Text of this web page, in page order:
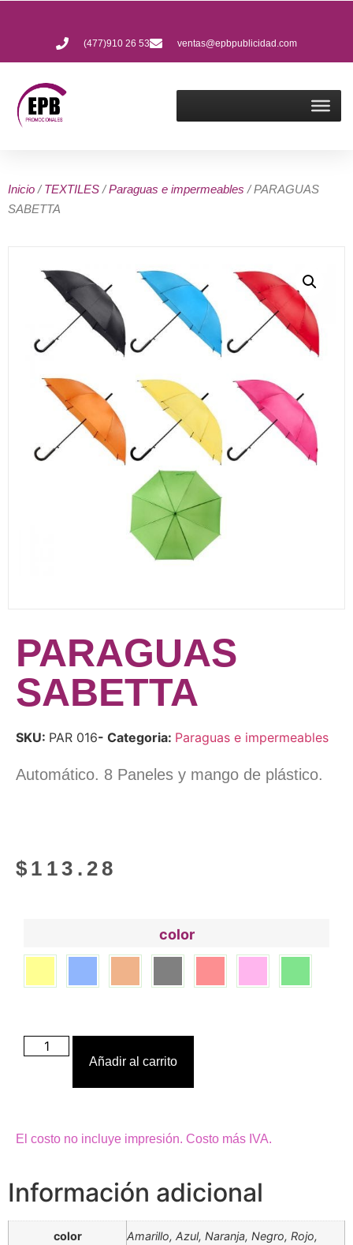
(477)910 26 53 ventas@epbpublicidad.com
Inicio /TEXTILES /Paraguas e impermeables / PARAGUAS
SABETTA
PARAGUAS
SABETTA
SKU: PAR 016- Categoria: Paraguas e impermeables
Automático. 8 Paneles y mango de plástico.
$ 113.28
color
Añadir al carrito
El costo no incluye impresión. Costo más IVA.
Información adicional
color
Amarillo, Azul, Naranja, Negro, Rojo,